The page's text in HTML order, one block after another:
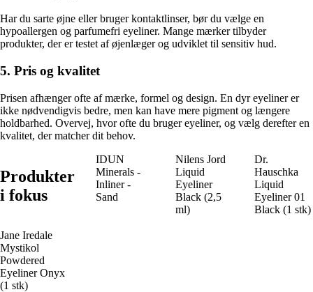
Har du sarte øjne eller bruger kontaktlinser, bør du vælge en
hypoallergen og parfumefri eyeliner. Mange mærker tilbyder
produkter, der er testet af øjenlæger og udviklet til sensitiv hud.
5. Pris og kvalitet
Prisen afhænger ofte af mærke, formel og design. En dyr eyeliner er
ikke nødvendigvis bedre, men kan have mere pigment og længere
holdbarhed. Overvej, hvor ofte du bruger eyeliner, og vælg derefter en
kvalitet, der matcher dit behov.
Produkter
i fokus
IDUN
Minerals -
Inliner -
Sand
Nilens Jord
Liquid
Eyeliner
Black (2,5
ml)
Dr.
Hauschka
Liquid
Eyeliner 01
Black (1 stk)
Jane Iredale
Mystikol
Powdered
Eyeliner Onyx
(1 stk)